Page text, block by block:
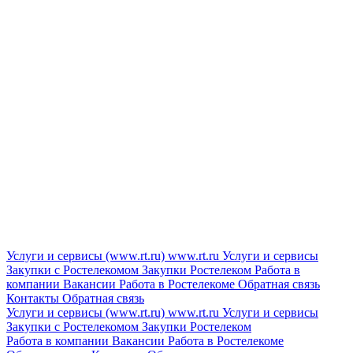
Услуги и сервисы (www.rt.ru) www.rt.ru Услуги и сервисы
Закупки с Ростелекомом Закупки Ростелеком Работа в
компании Вакансии Работа в Ростелекоме Обратная связь
Контакты Обратная связь
Услуги и сервисы (www.rt.ru) www.rt.ru Услуги и сервисы
Закупки с Ростелекомом Закупки Ростелеком
Работа в компании Вакансии Работа в Ростелекоме